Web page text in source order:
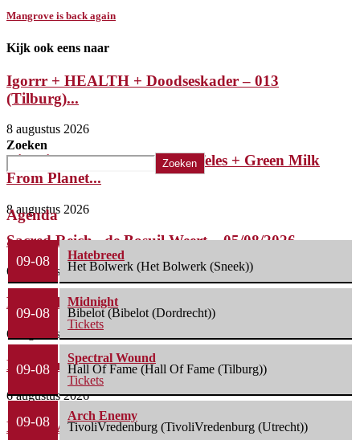
Mangrove is back again
Kijk ook eens naar
Igorrr + HEALTH + Doodseskader – 013
(Tilburg)...
8 augustus 2026
Riffsniffer Presents: Mephistofeles + Green Milk
From Planet...
8 augustus 2026
Sacred Reich– de Bosuil Weert – 05/08/2026
6 augustus 2026
Misery Index – Elpee (Deinze, België) 04/08/2026
6 augustus 2026
Phil Campbell’s Bastard Sons – De Pul (Uden)...
6 augustus 2026
Life Of Agony + Second Function – Underworld...
Zoeken
Zoeken
Agenda
09-08
Hatebreed
Het Bolwerk (Het Bolwerk (Sneek))
09-08
Midnight
Bibelot (Bibelot (Dordrecht))
Tickets
09-08
Spectral Wound
Hall Of Fame (Hall Of Fame (Tilburg))
Tickets
09-08
Arch Enemy
TivoliVredenburg (TivoliVredenburg (Utrecht))